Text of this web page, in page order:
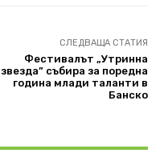
СЛЕДВАЩА СТАТИЯ
Фестивалът „Утринна
звезда” събира за поредна
година млади таланти в
Банско